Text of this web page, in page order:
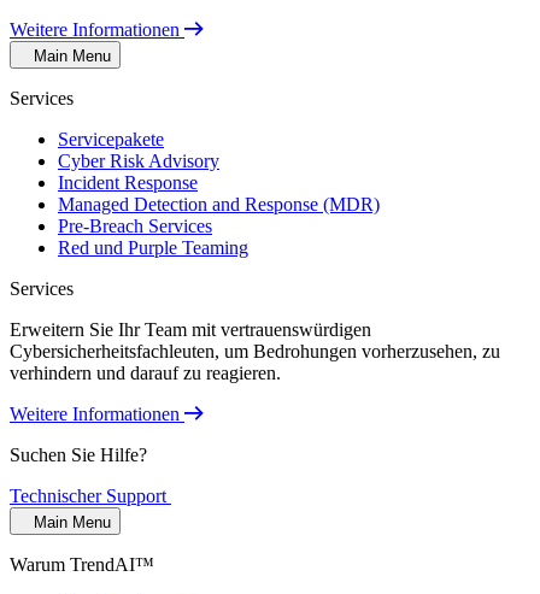
Weitere Informationen
Main Menu
Services
Servicepakete
Cyber Risk Advisory
Incident Response
Managed Detection and Response (MDR)
Pre-Breach Services
Red und Purple Teaming
Services
Erweitern Sie Ihr Team mit vertrauenswürdigen
Cybersicherheitsfachleuten, um Bedrohungen vorherzusehen, zu
verhindern und darauf zu reagieren.
Weitere Informationen
Suchen Sie Hilfe?
Technischer Support
Main Menu
Warum TrendAI™